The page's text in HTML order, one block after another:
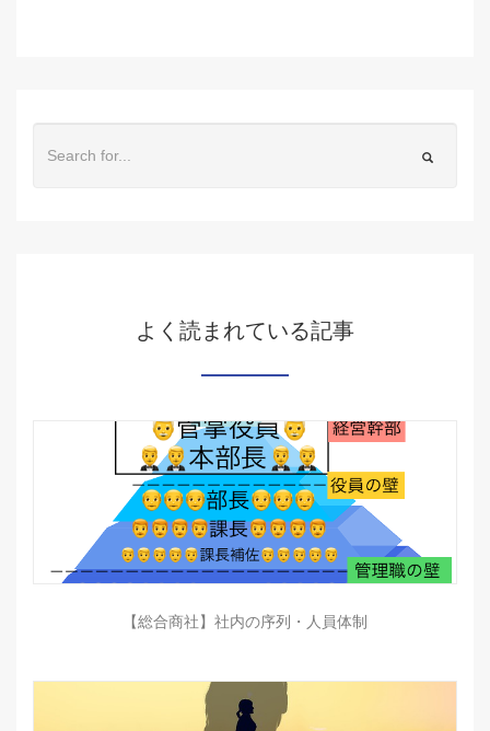
よく読まれている記事
【総合商社】社内の序列・人員体制